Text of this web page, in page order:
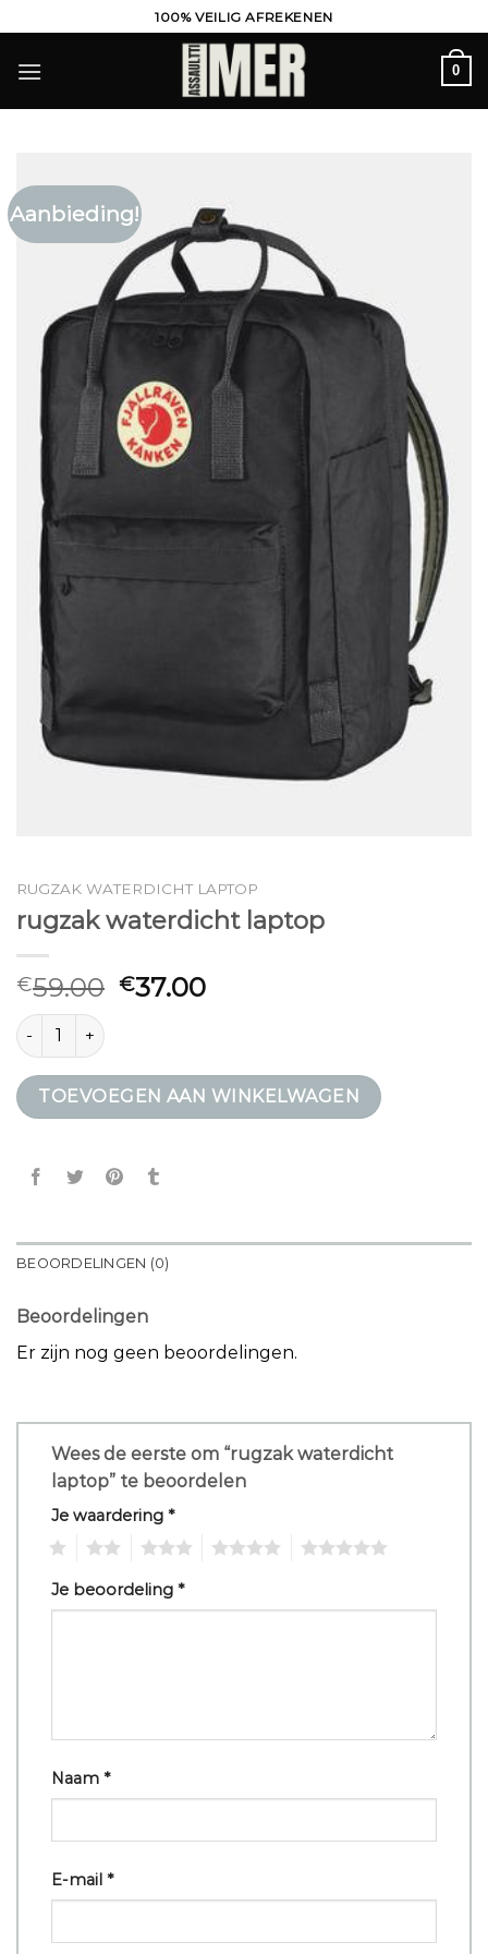
naar
inhoud
100% VEILIG AFREKENEN
0
Aanbieding!
RUGZAK WATERDICHT LAPTOP
rugzak waterdicht laptop
€59.00 €37.00
rugzak waterdicht laptop aantal
TOEVOEGEN AAN WINKELWAGEN
BEOORDELINGEN (0)
Beoordelingen
Er zijn nog geen beoordelingen.
Wees de eerste om “rugzak waterdicht
laptop” te beoordelen
Je waardering *
Je beoordeling *
Naam *
E-mail *